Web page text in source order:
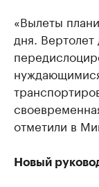
«Вылеты
дня.
отметили в
Новый